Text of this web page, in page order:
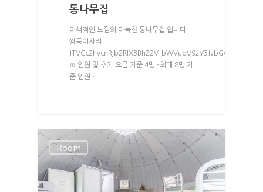
통나무집
이색적인 느낌의 아늑한 통나무집 입니다.
쌍둥이자리
※ 인원 및 추가 요금 기준 4명~최대 8명 기
준 인원…
Room